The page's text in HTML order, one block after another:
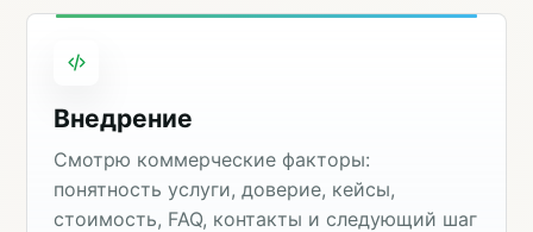
Внедрение
Смотрю коммерческие факторы:
понятность услуги, доверие, кейсы,
стоимость, FAQ, контакты и следующий шаг